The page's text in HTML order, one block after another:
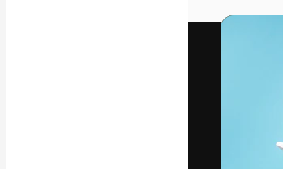
Vídeos